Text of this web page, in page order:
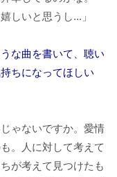
しいと思うし...」
な曲を書いて、聴い
ちになってほしい
ゃないですか。愛情
。人に対して考えて
が考えて見つけたも